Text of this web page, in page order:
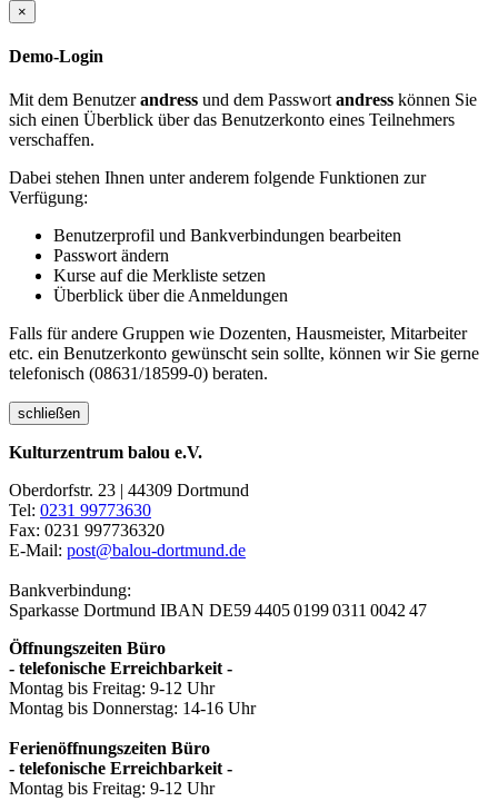
×
Demo-Login
Mit dem Benutzerandress und dem Passwort andress können Sie
sich einen Überblick über das Benutzerkonto eines Teilnehmers
verschaffen.
Dabei stehen Ihnen unter anderem folgende Funktionen zur
Verfügung:
Benutzerprofil und Bankverbindungen bearbeiten
Passwort ändern
Kurse auf die Merkliste setzen
Überblick über die Anmeldungen
Falls für andere Gruppen wie Dozenten, Hausmeister, Mitarbeiter
etc. ein Benutzerkonto gewünscht sein sollte, können wir Sie gerne
telefonisch (08631/18599-0) beraten.
schließen
Kulturzentrum balou e.V.
Oberdorfstr. 23 | 44309 Dortmund
Tel: 0231 99773630
Fax: 0231 997736320
E-Mail: post@balou-dortmund.de
Bankverbindung:
Sparkasse Dortmund IBAN DE59 4405 0199 0311 0042 47
Öffnungszeiten Büro
- telefonische Erreichbarkeit -
Montag bis Freitag: 9-12 Uhr
Montag bis Donnerstag: 14-16 Uhr
Ferienöffnungszeiten Büro
- telefonische Erreichbarkeit -
Montag bis Freitag: 9-12 Uhr